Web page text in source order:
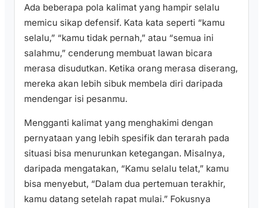
Ada beberapa pola kalimat yang hampir selalu
memicu sikap defensif. Kata kata seperti “kamu
selalu,” “kamu tidak pernah,” atau “semua ini
salahmu,” cenderung membuat lawan bicara
merasa disudutkan. Ketika orang merasa diserang,
mereka akan lebih sibuk membela diri daripada
mendengar isi pesanmu.
Mengganti kalimat yang menghakimi dengan
pernyataan yang lebih spesifik dan terarah pada
situasi bisa menurunkan ketegangan. Misalnya,
daripada mengatakan, “Kamu selalu telat,” kamu
bisa menyebut, “Dalam dua pertemuan terakhir,
kamu datang setelah rapat mulai.” Fokusnya